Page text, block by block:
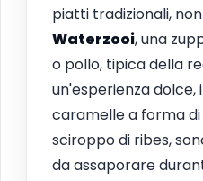
piatti tradizionali,
Waterzooi, una
o pollo, tipica della
un'esperienza dolce, i
caramelle a forma
sciroppo di ribes,
da assaporare